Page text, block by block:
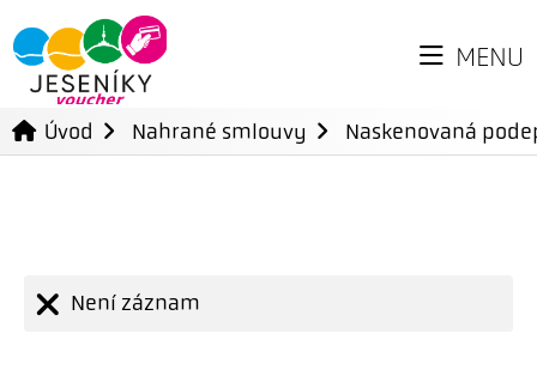
MENU
Úvod Nahrané smlouvy Naskenovaná
Není záznam